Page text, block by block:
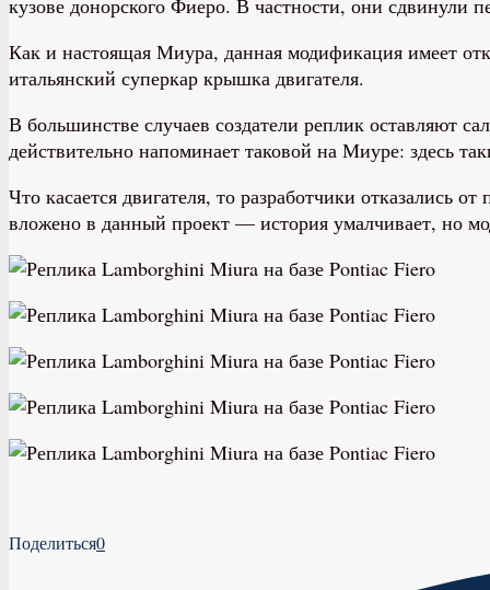
Как и настоящая Миура, данная модификация имеет
итальянский суперкар крышка двигателя.
В большинстве случаев создатели реплик оставляют
действительно напоминает таковой на Миуре: здесь
Что касается двигателя, то разработчики отказались
вложено в данный проект — история умалчивает, но
Поделиться0